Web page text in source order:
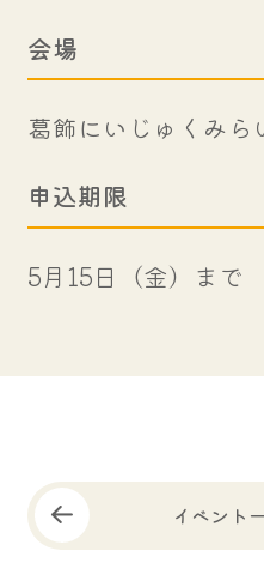
会場
葛飾にいじゅくみら
申込期限
5月15日（金）まで
イベント